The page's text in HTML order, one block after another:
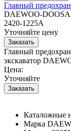
Главный
DAEWOO-
2420-1225A
Уточняйте цену
Главный
экскаватор
Цена:
Уточняйте
Каталожные
Марка